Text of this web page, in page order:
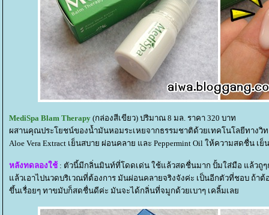
MediSpa Blam Therapy (กล่องสีเขียว) ปริมาณ 8 มล. ราคา 320 บาท
ผสานคุณประโยชน์ของน้ำมันหอมระเหยจากธรรมชาติด้วยเทคโนโลยีทางวิ
Aloe Vera Extract เย็นสบาย ผ่อนคลาย และ Peppermint Oil ให้ความสดชื่น เ
หลังทดลองใช้ : ตัวนี้มีกลิ่นมินท์ที่โดดเด่น ใช้แล้วสดชื่นมาก ปั้มใส่มือ แล้วถู
ล้วเอาไปนวดบริเวณที่ต้องการ มันผ่อนคลายจริงจังค่ะ เป็นอีกตัวที่ชอบ ถ้า
ขึ้นเรื่อยๆ ทาขมับก็สดชื่นดีค่ะ มันจะได้กลิ่นที่จมูกด้วยเบาๆ เคลิ้มเล